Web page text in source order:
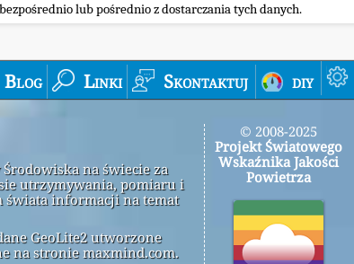
lub pośrednio z dostarczania tych danych.
Blog Linki Skontaktuj diy
na świecie za
utrzymywania, pomiaru i
świata informacji na temat
GeoLite2 utworzone
na stronie maxmind.com.
© 2008-2025
Projekt Światowego
Wskaźnika Jakości
Powietrza